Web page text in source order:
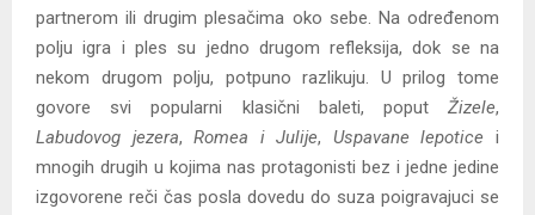
partnerom ili drugim plesačima oko sebe. Na određenom
polju igra i ples su jedno drugom refleksija, dok se na
nekom drugom polju, potpuno razlikuju. U prilog tome
govore svi popularni klasični baleti, poput Žizele,
Labudovog jezera,Romea i Julije, Uspavane lepotice i
mnogih drugih u kojima nas protagonisti bez i jedne jedine
izgovorene reči čas posla dovedu do suza poigravajuci se